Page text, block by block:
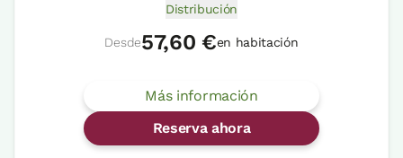
Distribución
Desde57,60 €en habitación
Más información
Reserva ahora